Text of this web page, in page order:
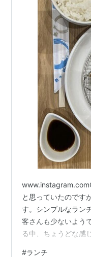
COLORS (音楽) 【から
の楽曲。
メジャー11枚目のシ
Ki/oon Recordsから
テレビアニメ『コー
オープニングテーマ
作詞：KOHSHI
TAKESHI
ク
発売日:2006/11/08
メディア:CD
購入: 1人 クリック:
と思っていたのです
す。シンプルなラン
客さんも少ないよう
る中、ちょうどな感
#ランチ